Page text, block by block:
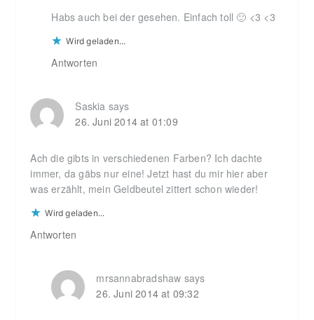
Habs auch bei der gesehen. Einfach toll 🙂 <3 <3
Wird geladen...
Antworten
Saskia says
26. Juni 2014 at 01:09
Ach die gibts in verschiedenen Farben? Ich dachte
immer, da gäbs nur eine! Jetzt hast du mir hier aber
was erzählt, mein Geldbeutel zittert schon wieder!
Wird geladen...
Antworten
mrsannabradshaw says
26. Juni 2014 at 09:32